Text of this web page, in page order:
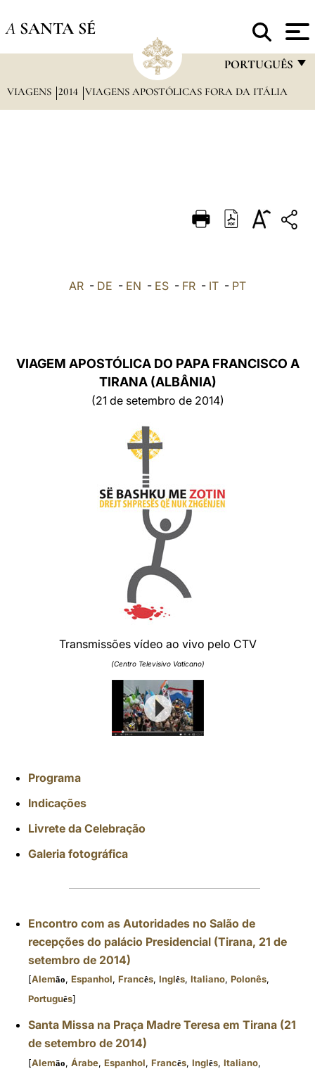
A SANTA SÉ
PORTUGUÊS
FRANÇAIS
DEUTSCH
العربيّة
VIAGENS 2014 VIAGENS APOSTÓLICAS FORA DA ITÁLIA
AR - DE - EN - ES - FR - IT - PT
VIAGEM APOSTÓLICA DO PAPA FRANCISCO A
TIRANA (ALBÂNIA)
(21 de setembro de 2014)
Transmissões vídeo ao vivo pelo CTV
(Centro Televisivo Vaticano)
Programa
Indicações
Livrete da Celebração
Galeria fotográfica
Encontro com as Autoridades no Salão de
recepções do palácio Presidencial (Tirana, 21 de
setembro de 2014)
[Alemão, Espanhol, Francês, Inglês, Italiano, Polonês,
Português]
Santa Missa na Praça Madre Teresa em Tirana (21
de setembro de 2014)
[Alemão, Árabe, Espanhol, Francês, Inglês, Italiano,